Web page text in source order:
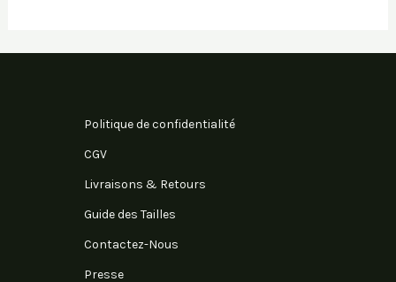
Politique de confidentialité
CGV
Livraisons & Retours
Guide des Tailles
Contactez-Nous
Presse